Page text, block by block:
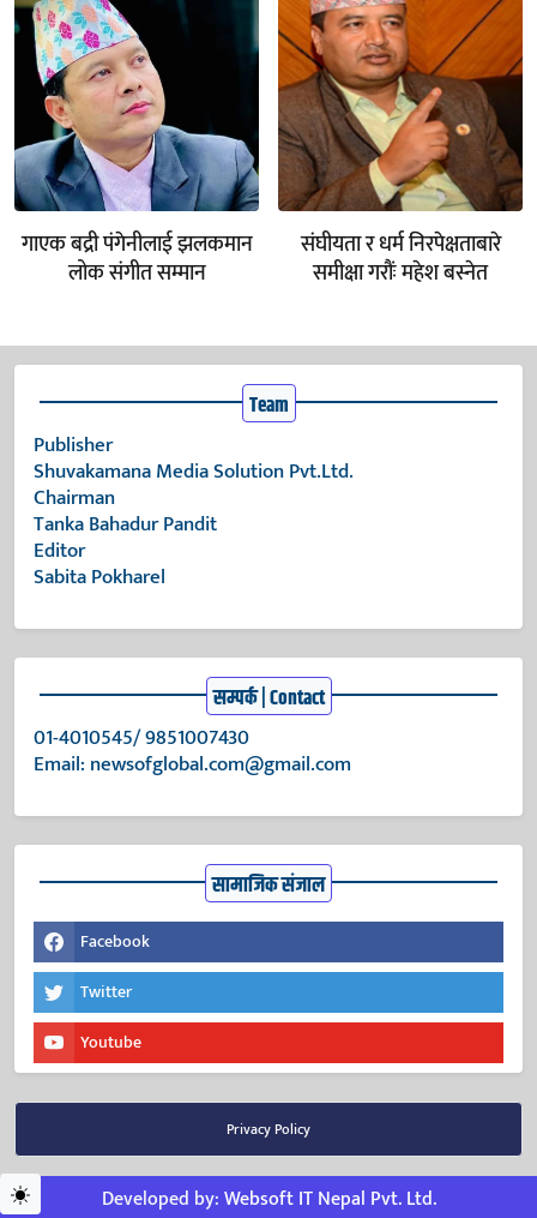
गाएक बद्री पंगेनीलाई झलकमान
लोक संगीत सम्मान
संघीयता र धर्म निरपेक्षताबारे
समीक्षा गरौंः महेश बस्नेत
Team
Publisher
Shuvakamana Media Solution Pvt.Ltd.
Chairman
Tanka Bahadur Pandit
Editor
Sabita Pokharel
सम्पर्क | Contact
01-4010545/ 9851007430
Email: newsofglobal.com@gmail.com
सामाजिक संजाल
Facebook
Twitter
Youtube
Privacy Policy
Developed by:Websoft IT Nepal Pvt. Ltd.